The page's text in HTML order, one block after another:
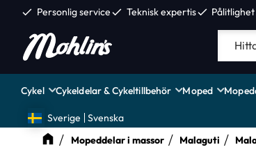
check Personlig servicecheck Teknisk expertischeck
Cykel Cykeldelar & Cykeltillbehör Moped
Sverige
Svenska
Mopeddelar i massor
Malaguti